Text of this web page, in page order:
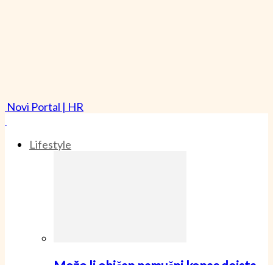
Novi Portal | HR
Lifestyle